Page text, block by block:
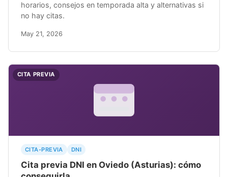
horarios, consejos en temporada alta y alternativas si
no hay citas.
May 21, 2026
CITA PREVIA
CITA-PREVIA DNI
Cita previa DNI en Oviedo (Asturias): cómo